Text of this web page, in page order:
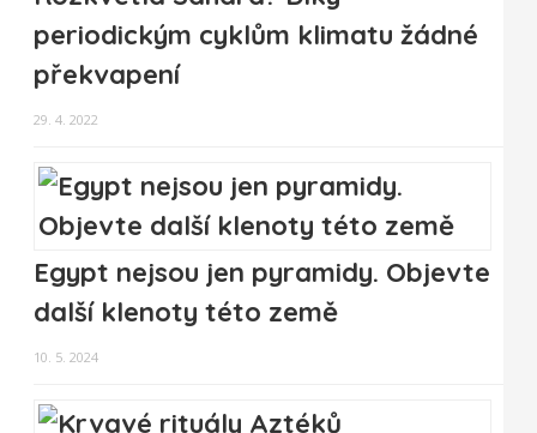
periodickým cyklům klimatu žádné
překvapení
29. 4. 2022
Egypt nejsou jen pyramidy. Objevte
další klenoty této země
10. 5. 2024